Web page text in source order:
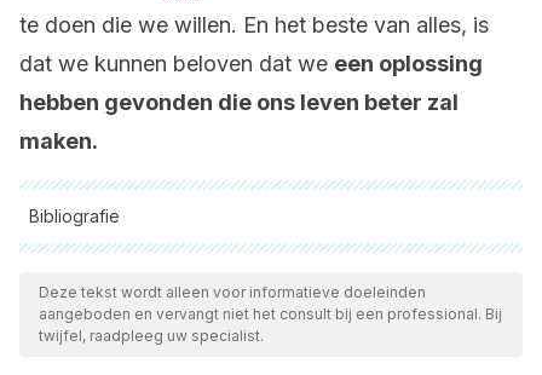
te doen die we willen. En het beste van alles, is
dat we kunnen beloven dat we een oplossing
hebben gevonden die ons leven beter zal
maken.
Bibliografie
Alle aangehaalde bronnen zijn grondig gecontroleerd door
ons team om hun kwaliteit, betrouwbaarheid, actualiteit en
geldigheid te waarborgen. De bibliografie van dit artikel werd
Deze tekst wordt alleen voor informatieve doeleinden
aangeboden en vervangt niet het consult bij een professional. Bij
twijfel, raadpleeg uw specialist.